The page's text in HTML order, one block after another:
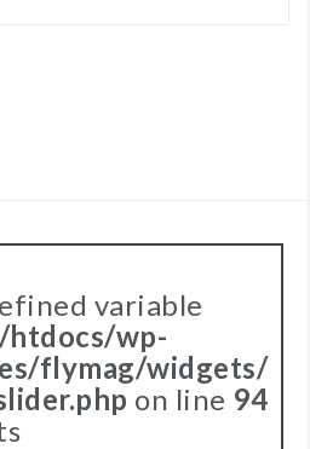
variable
/htdocs/wp-
flymag/widgets/
on line 94